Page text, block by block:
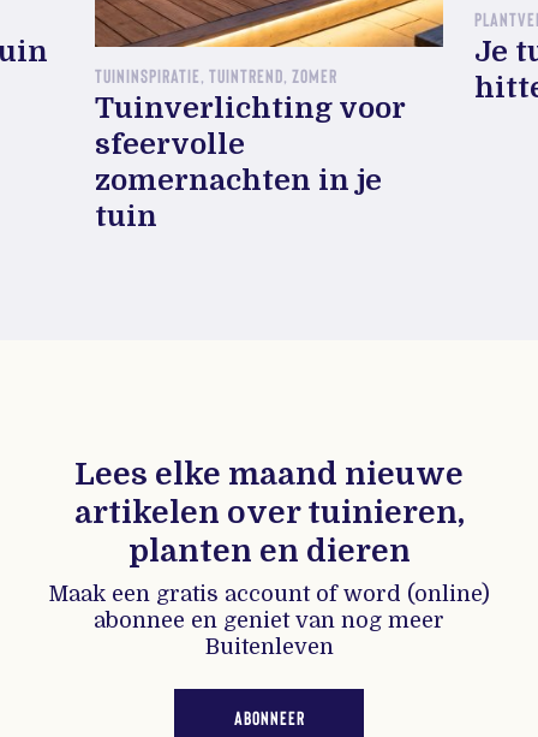
TUININSPIRATIE, TUINTREND, ZOMER
Tuinverlichting voor
sfeervolle
zomernachten in je
tuin
Je
Lees elke maand nieuwe
artikelen over tuinieren,
planten en dieren
Maak een gratis account of word (online)
abonnee en geniet van nog meer
Buitenleven
ABONNEER